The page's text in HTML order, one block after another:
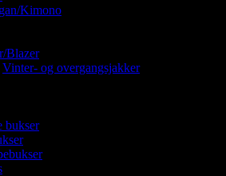
Kimono
Blazer
Vinter- og overgangsjakker
bukser